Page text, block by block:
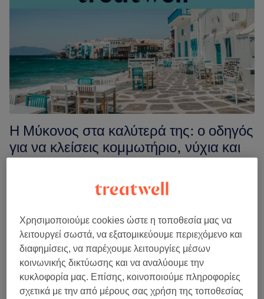
ομορφιάς
κλείσεις
ραντεβού
τον
Ιούνιο
Η Μύκονος στα καλύτερά της: ο οδηγός
για να κλείσεις κομμωτήριο, νύχια και
ομορφιά σε όλο το νησί
19 Ιουνίου 2026
κόπο, εδώ γίνεται η πραγματική δουλειά. Κομμωτήριο,
νύχια, ένα μασάζ και πολλά […]
Συνέχεια ανάγνωσηςΗ
Μύκονος
στα
Χρησιμοποιούμε cookies ώστε η τοποθεσία μας να
λειτουργεί σωστά, να εξατομικεύουμε περιεχόμενο και
διαφημίσεις, να παρέχουμε λειτουργίες μέσων
κοινωνικής δικτύωσης και να αναλύουμε την
κυκλοφορία μας. Επίσης, κοινοποιούμε πληροφορίες
σχετικά με την από μέρους σας χρήση της τοποθεσίας